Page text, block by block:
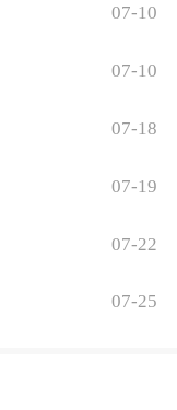
07-10
07-10
07-18
07-19
07-22
07-25